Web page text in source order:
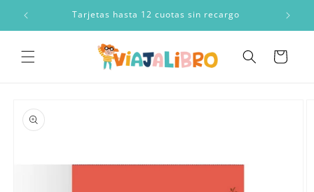
directamente
al contenido
Tarjetas hasta 12 cuotas sin recargo
Carrito
a la
información